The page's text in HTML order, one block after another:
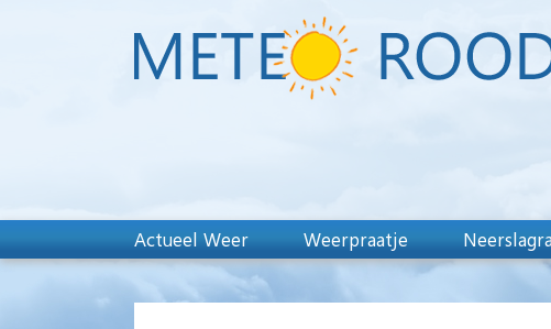
Actueel Weer Weerpraatje